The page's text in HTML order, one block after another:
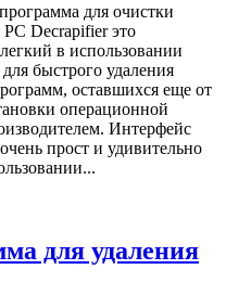
для очистки
Decrapifier это
в использовании
быстрого удаления
оставшихся еще от
операционной
Интерфейс
прост и удивительно
для удаления